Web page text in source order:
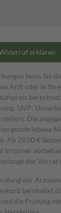
erklären
lesen Sie
Arzt oder in
UVP:
Die
Ab 29,00 €
Irrtümer
der Vorrat
der
beinhaltet
die Prüfung